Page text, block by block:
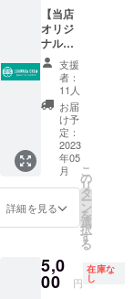
サイ
ズ）分
のドリ
ンクチ
ケット
を送付
いたし
ます。
チケッ
トは仲
間と
シャア
して
使って
ませ
ん。
※1パイ
【当店
オリジ
ナル
ビール
10杯
+1 ド
リンク
チケッ
ト】
&【お名
前の掲
示】
当店で
醸造し
たビー
ルを是
でいた
だきた
く。 10
支援
者：
11人
お届
け予
定：
2023
年05
月
詳細を見る
こ
の
リ
タ
ー
ン
を
選
択
す
る
5,0
00 円
在庫な
し